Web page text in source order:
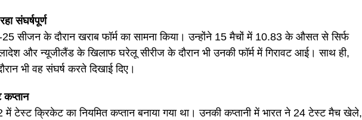
संघर्षपूर्ण
25 सीजन के दौरान खराब फॉर्म का सामना किया। उन्होंने 15 मैचों में 10.83 के औसत से सिर्फ
और न्यूजीलैंड के खिलाफ घरेलू सीरीज के दौरान भी उनकी फॉर्म में गिरावट आई। साथ ही,
भी वह संघर्ष करते दिखाई दिए।
में टेस्ट क्रिकेट का नियमित कप्तान बनाया गया था। उनकी कप्तानी में भारत ने 24 टेस्ट मैच खेले,